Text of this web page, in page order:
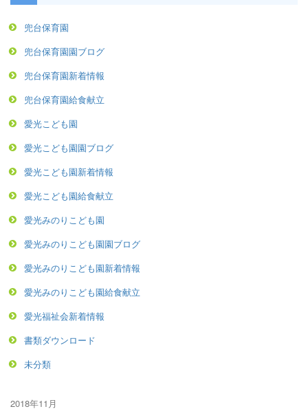
兜台保育園
兜台保育園園ブログ
兜台保育園新着情報
兜台保育園給食献立
愛光こども園
愛光こども園園ブログ
愛光こども園新着情報
愛光こども園給食献立
愛光みのりこども園
愛光みのりこども園園ブログ
愛光みのりこども園新着情報
愛光みのりこども園給食献立
愛光福祉会新着情報
書類ダウンロード
未分類
2018年11月